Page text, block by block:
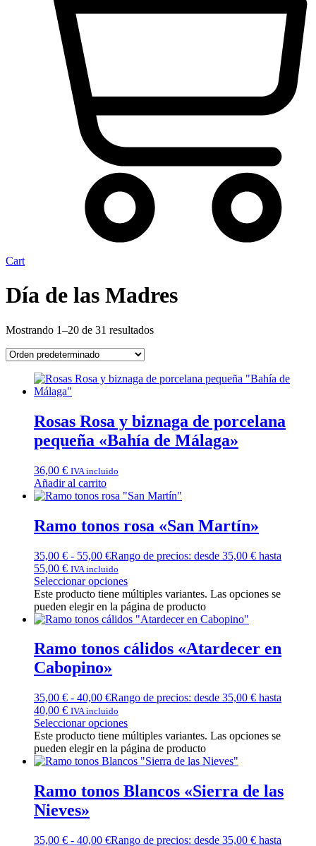
Cart
Día de las Madres
Mostrando 1–20 de 31 resultados
Rosas Rosa y biznaga de porcelana
pequeña «Bahía de Málaga»
36,00 € IVA incluido
Añadir al carrito
Ramo tonos rosa «San Martín»
35,00 € - 55,00 €Rango de precios: desde 35,00 € hasta
55,00 € IVA incluido
Seleccionar opciones
Este producto tiene múltiples variantes. Las opciones se
pueden elegir en la página de producto
Ramo tonos cálidos «Atardecer en
Cabopino»
35,00 € - 40,00 €Rango de precios: desde 35,00 € hasta
40,00 € IVA incluido
Seleccionar opciones
Este producto tiene múltiples variantes. Las opciones se
pueden elegir en la página de producto
Ramo tonos Blancos «Sierra de las
Nieves»
35,00 € - 40,00 €Rango de precios: desde 35,00 € hasta